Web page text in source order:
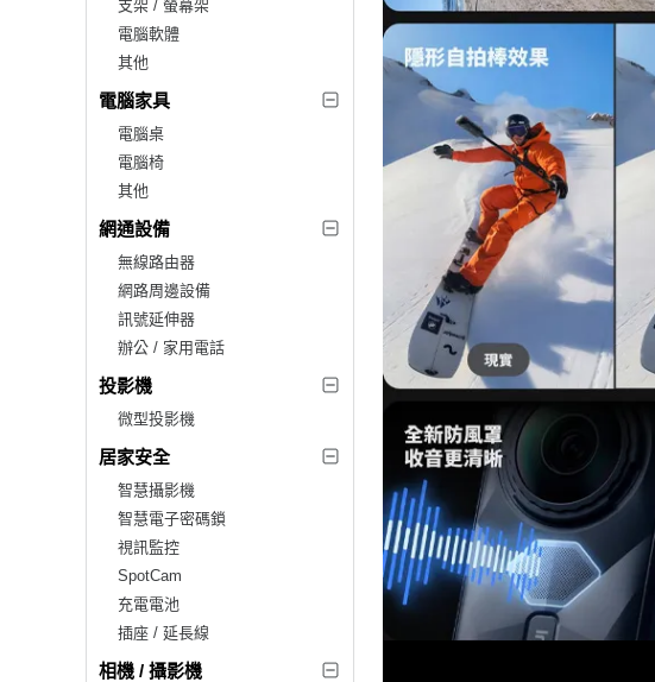
支架 / 螢幕架
電腦軟體
其他
電腦家具
電腦桌
電腦椅
其他
網通設備
無線路由器
網路周邊設備
訊號延伸器
辦公 / 家用電話
投影機
微型投影機
居家安全
智慧攝影機
智慧電子密碼鎖
視訊監控
SpotCam
充電電池
插座 / 延長線
相機 / 攝影機